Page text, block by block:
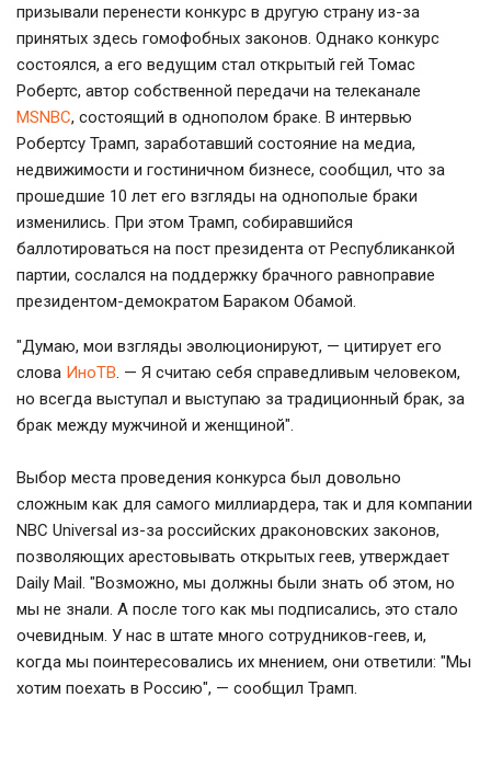
призывали перенести конкурс в другую страну из-за
принятых здесь гомофобных законов. Однако конкурс
состоялся, а его ведущим стал открытый гей Томас
Робертс, автор собственной передачи на телеканале
MSNBC, состоящий в однополом браке. В интервью
Робертсу Трамп, заработавший состояние на медиа,
недвижимости и гостиничном бизнесе, сообщил, что за
прошедшие 10 лет его взгляды на однополые браки
изменились. При этом Трамп, собиравшийся
баллотироваться на пост президента от Республиканкой
партии, сослался на поддержку брачного равноправие
президентом-демократом Бараком Обамой.
"Думаю, мои взгляды эволюционируют, — цитирует его
слова ИноТВ. — Я считаю себя справедливым человеком,
но всегда выступал и выступаю за традиционный брак, за
брак между мужчиной и женщиной".
Выбор места проведения конкурса был довольно
сложным как для самого миллиардера, так и для компании
NBC Universal из-за российских драконовских законов,
позволяющих арестовывать открытых геев, утверждает
Daily Mail. "Возможно, мы должны были знать об этом, но
мы не знали. А после того как мы подписались, это стало
очевидным. У нас в штате много сотрудников-геев, и,
когда мы поинтересовались их мнением, они ответили: "Мы
хотим поехать в Россию", — сообщил Трамп.